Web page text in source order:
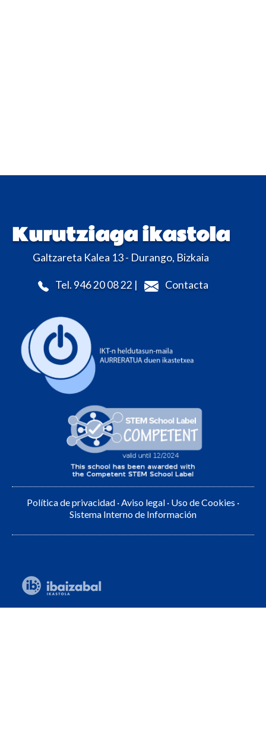
Kurutziaga ikastola
Galtzareta Kalea 13 - Durango, Bizkaia
Tel. 946 20 08 22 | Contacta
Política de privacidad ·Aviso legal · Uso de Cookies ·
Sistema Interno de Información